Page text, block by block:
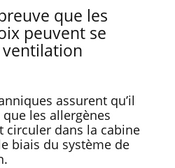
que les
peuvent se
assurent qu’il
que les allergènes
circuler dans la cabine
biais du système de